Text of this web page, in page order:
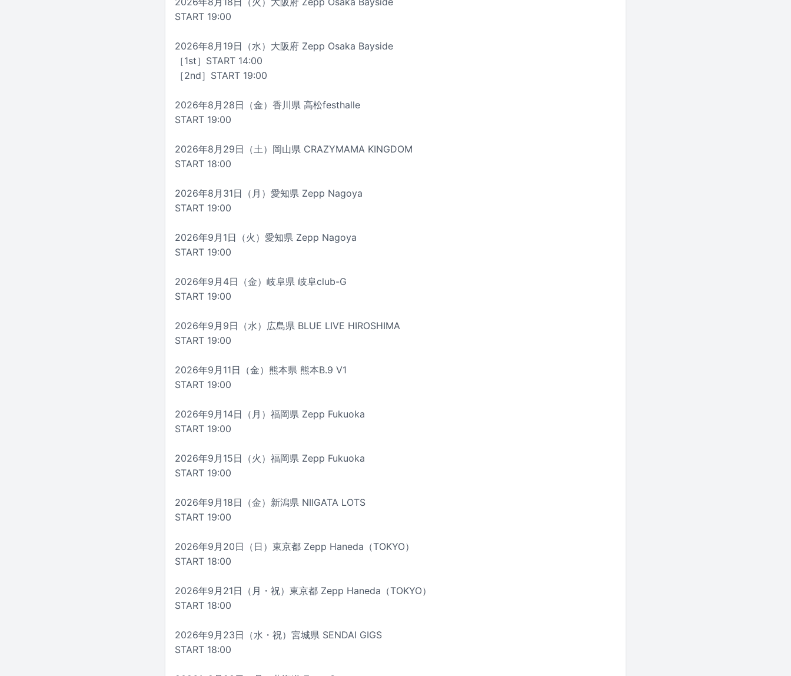
START 19:00
2026年8月19日（水）大阪府 Zepp Osaka Bayside
［1st］START 14:00
［2nd］START 19:00
2026年8月28日（金）香川県 高松festhalle
START 19:00
2026年8月29日（土）岡山県 CRAZYMAMA KINGDOM
START 18:00
2026年8月31日（月）愛知県 Zepp Nagoya
START 19:00
2026年9月1日（火）愛知県 Zepp Nagoya
START 19:00
2026年9月4日（金）岐阜県 岐阜club-G
START 19:00
2026年9月9日（水）広島県 BLUE LIVE HIROSHIMA
START 19:00
2026年9月11日（金）熊本県 熊本B.9 V1
START 19:00
2026年9月14日（月）福岡県 Zepp Fukuoka
START 19:00
2026年9月15日（火）福岡県 Zepp Fukuoka
START 19:00
2026年9月18日（金）新潟県 NIIGATA LOTS
START 19:00
2026年9月20日（日）東京都 Zepp Haneda（TOKYO）
START 18:00
2026年9月21日（月・祝）東京都 Zepp Haneda（TOKYO）
START 18:00
2026年9月23日（水・祝）宮城県 SENDAI GIGS
START 18:00